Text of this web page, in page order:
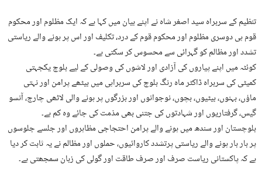
تنظیم کے سربراہ سید اصغر شاہ نے اپنے بیان میں کہا ہے کہ ایک مظلوم اور محکوم
قوم ہی دوسری مظلوم اور محکوم قوم کے درد، تکلیف اور اس پر ہونے والے ریاستی
تشدد اور مظالم کو گہرائی سے محسوس کر سکتی ہے۔
کوئٹہ میں اپنے پیاروں کی آزادی اور لاشوں کی وصولی کے لیے بلوچ یکجہتی
کمیٹی کی سربراہ ڈاکٹر ماہ رنگ بلوچ کی سربراہی میں بیٹھے پرامن اور نہتی
ماؤں، بہنوں، بیٹیوں، بچوں، نوجوانوں اور بزرگوں پر ہونے والی لاٹھی چارج، آنسو
گیس، گرفتاریوں اور شہادتوں کی جتنی بھی مذمت کی جائے وہ کم ہے۔
بلوچستان اور سندھ میں ہونے والے پرامن احتجاجی مظاہروں اور جلسے جلوسوں
پر بار بار ہونے والے ریاستی پرتشدد کاروائیوں، حملوں اور مظالم نے یہ ثابت کر دیا
ہے کہ پاکستانی ریاست صرف اور صرف طاقت اور گولی کی زبان سمجھتی ہے۔